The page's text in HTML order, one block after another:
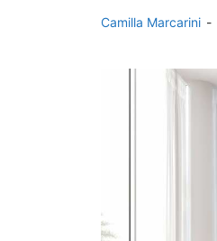
Camilla Marcarini -